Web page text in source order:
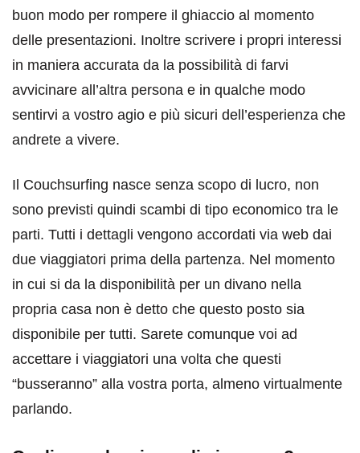
buon modo per rompere il ghiaccio al momento
delle presentazioni. Inoltre scrivere i propri interessi
in maniera accurata da la possibilità di farvi
avvicinare all’altra persona e in qualche modo
sentirvi a vostro agio e più sicuri dell’esperienza che
andrete a vivere.
Il Couchsurfing nasce senza scopo di lucro, non
sono previsti quindi scambi di tipo economico tra le
parti. Tutti i dettagli vengono accordati via web dai
due viaggiatori prima della partenza. Nel momento
in cui si da la disponibilità per un divano nella
propria casa non è detto che questo posto sia
disponibile per tutti. Sarete comunque voi ad
accettare i viaggiatori una volta che questi
“busseranno” alla vostra porta, almeno virtualmente
parlando.